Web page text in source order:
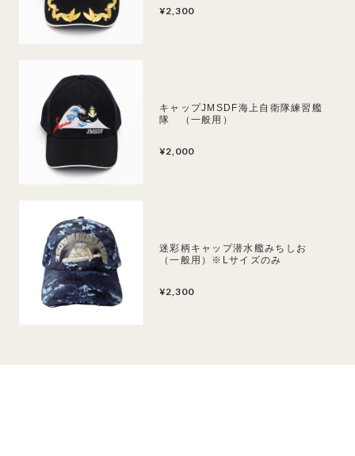
¥2,300
キャップJMSDF海上自衛隊練習艦
隊 （一般用）
¥2,000
迷彩柄キャップ潜水艦みちしお
（一般用）※Lサイズのみ
¥2,300